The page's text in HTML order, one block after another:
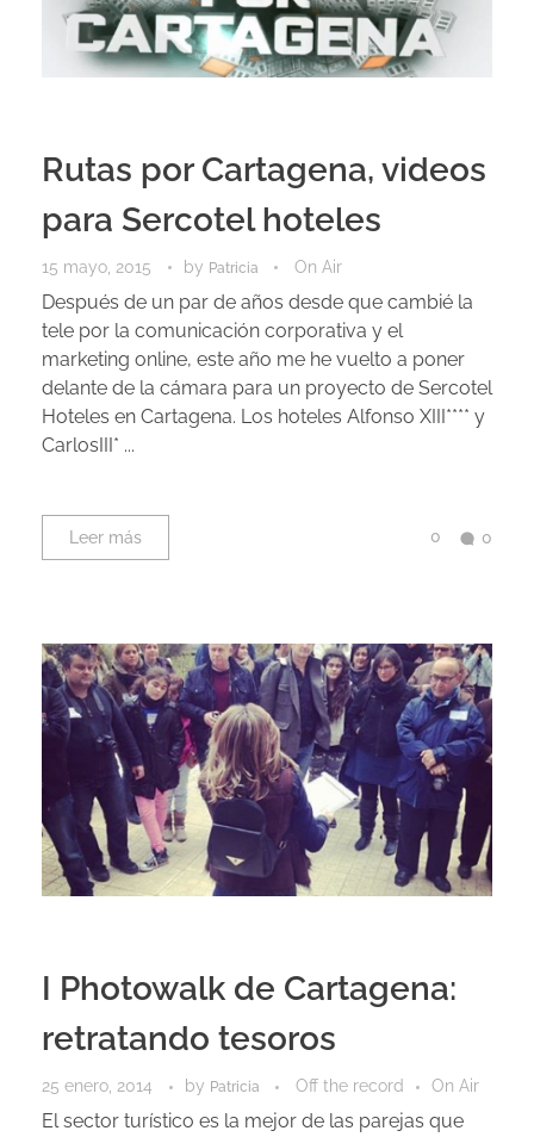
Rutas por Cartagena, videos
para Sercotel hoteles
15 mayo, 2015 by Patricia On Air
Después de un par de años desde que cambié la
tele por la comunicación corporativa y el
marketing online, este año me he vuelto a poner
delante de la cámara para un proyecto de Sercotel
Hoteles en Cartagena. Los hoteles Alfonso XIII**** y
CarlosIII* ...
Leer más 0 0
I Photowalk de Cartagena:
retratando tesoros
25 enero, 2014 by Patricia Off the record On Air
El sector turístico es la mejor de las parejas que